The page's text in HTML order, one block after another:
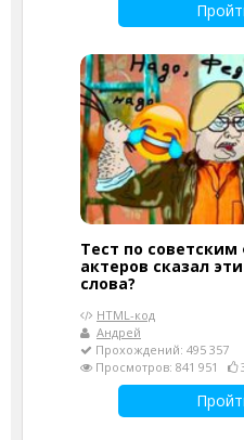
Тест по
актеров сказал
слова?
HTML-код
Андрей
Прохождений: 495 357
Просмотров: 841 951